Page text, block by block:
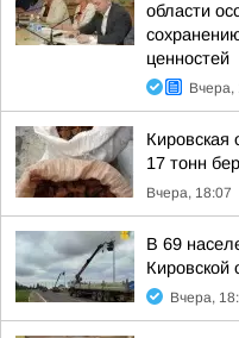
области
ценностей
Вчера,
Кировская
17 тонн
Вчера, 18:07
В 69
Кировской
Вчера,